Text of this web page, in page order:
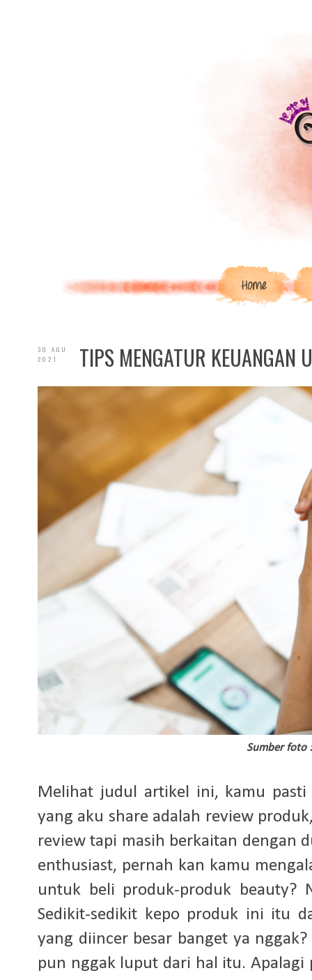
30 AGU
2021
TIPS MENGATUR KEUANGAN
Sumber foto
Melihat judul artikel ini, kamu pasti
yang aku share adalah review
review tapi masih berkaitan dengan
enthusiast, pernah kan kamu
untuk beli produk-produk beauty?
Sedikit-sedikit kepo produk ini itu
yang diincer besar banget ya
pun nggak luput dari hal itu.